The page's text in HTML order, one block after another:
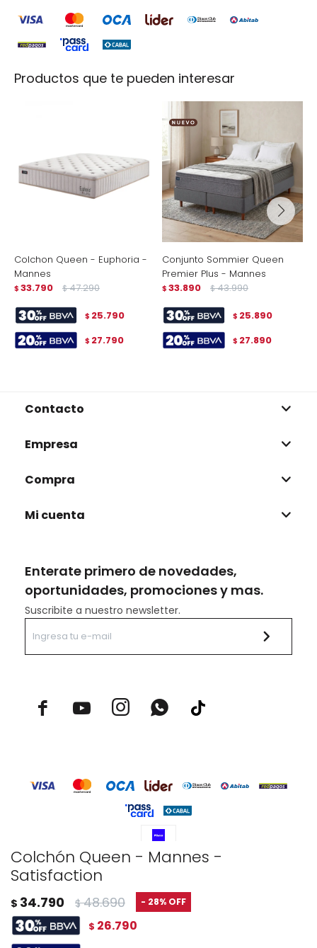
Colchón Queen - Mannes -
Satisfaction
$ 34.790 $ 48.690 28
$ 26.790
Productos que te pueden interesar
Colchon Queen - Euphoria -
Mannes
$ 33.790 $ 47.290
$ 25.790
$ 27.790
Conjunto Sommier Queen
Premier Plus - Mannes
$ 33.890 $ 43.990
$ 25.890
$ 27.890
Enterate primero de novedades,
oportunidades, promociones y mas.
Suscribite a nuestro newsletter.
  
Contacto
Empresa
Compra
Mi cuenta
© Copyright 2026 / Rustico Hogar